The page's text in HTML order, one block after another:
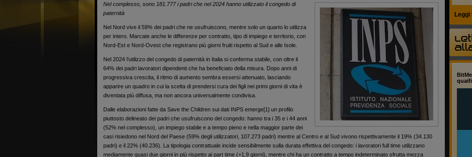
Nel complesso, sono 181.777 i padri che nel 2024 hanno utilizzato il congedo di
paternità
Nel Nord vive il 59% dei padri che ne usufruiscono, mentre solo un quarto lo utilizza
per intero. Marcate anche le differenze per contratto, tipo di impiego e territorio, con
Nord-Est e Nord-Ovest che registrano più giorni fruiti rispetto al Sud e alle Isole.
Nel 2024 l’utilizzo del congedo di paternità in Italia si conferma stabile, con oltre il
64% dei padri lavoratori dipendenti che ha beneficiato della misura. Dopo anni di
progressiva crescita, il ritmo di aumento sembra essersi attenuato, lasciando
apparire un quadro in cui la scelta di prendersi cura dei figli nei primi giorni di vita è
diventata più diffusa, ma non ancora universalmente condivisa.
Dalle elaborazioni fatte da Save the Children sui dati INPS emerge[1] un profilo
piuttosto delineato dei padri che usufruiscono del congedo: hanno tra i 35 e i 44 anni
(52% nel complesso), un impiego stabile e a tempo pieno e nella maggior parte dei
casi risiedono nel Nord del Paese (59% degli utilizzatori, 107.273 padri) mentre al Centro e al Sud vivono rispettivamente il 19% (34.130
padri) e il 22% (40.236). La tipologia contrattuale incide sensibilmente sulla durata effettiva del congedo: i lavoratori full time utilizzano
mediamente quasi due giorni in più rispetto ai part time (+1,9 giorni), mentre chi ha un contratto a tempo indeterminato sfrutta mezza
Leggi